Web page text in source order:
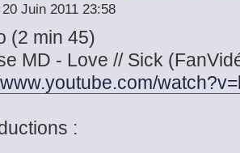
Juin 2011 23:58
(2 min 45)
MD - Love // Sick
: